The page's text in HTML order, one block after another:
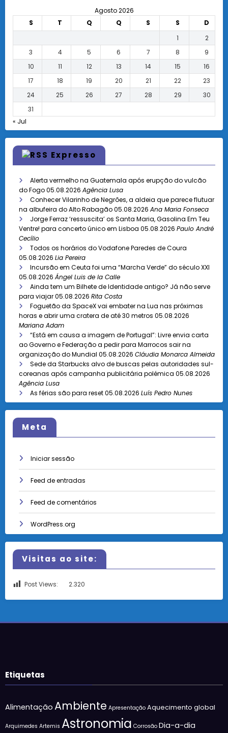
Agosto 2026
S
T Q Q S S
D
1
2
3
4 5 6 7 8
9
10
11 12 13 14 15
16
17
18 19 20 21 22
23
24
25 26 27 28 29
30
31
« Jul
Expresso
Alerta vermelho na Guatemala após erupção do vulcão
do Fogo05.08.2026 Agência Lusa
Conhecer Vilarinho de Negrões, a aldeia que parece flutuar
na albufeira do Alto Rabagão05.08.2026 Ana Maria Fonseca
Jorge Ferraz ‘ressuscita’ os Santa Maria, Gasolina Em Teu
Ventre! para concerto único em Lisboa 05.08.2026 Paulo André
Cecílio
Todos os horários do Vodafone Paredes de Coura
05.08.2026 Lia Pereira
Incursão em Ceuta foi uma “Marcha Verde” do século XXI
05.08.2026 Ángel Luis de la Calle
Ainda tem um Bilhete de Identidade antigo? Já não serve
para viajar05.08.2026 Rita Costa
Foguetão da SpaceX vai embater na Lua nas próximas
horas e abrir uma cratera de até 30 metros 05.08.2026
Mariana Adam
“Está em causa a imagem de Portugal”: Livre envia carta
ao Governo e Federação a pedir para Marrocos sair na
organização do Mundial 05.08.2026 Cláudia Monarca Almeida
Sede da Starbucks alvo de buscas pelas autoridades sul-
coreanas após campanha publicitária polémica 05.08.2026
Agência Lusa
As férias são para reset05.08.2026 Luís Pedro Nunes
Meta
Iniciar sessão
Feed de entradas
Feed de comentários
WordPress.org
Visitas ao site:
Post Views: 2.320
Etiquetas
Alimentação Ambiente Apresentação Aquecimento global
Arquimedes Artemis Astronomia Corrosão Dia-a-dia